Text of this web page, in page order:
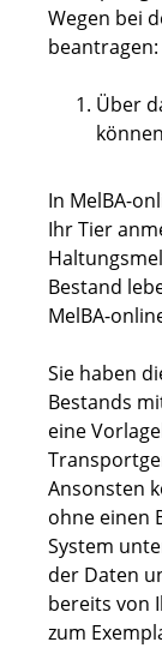
Wegen bei
beantragen:
Über
In MelBA-
Ihr Tier
Bestand
MelBA-
Sie haben
Bestands
eine
Ansonsten
ohne einen
System
der Daten
bereits von
zum